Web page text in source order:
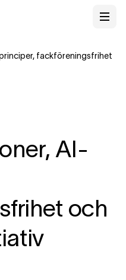
fackföreningsfrihet
AI-
och